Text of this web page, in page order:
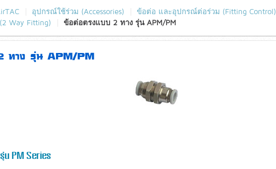
อุปกรณ์ใช้ร่วม (Accessories)
ข้อต่อ และอุปกรณ์ต่อร่วม (Fitting Control)
Way Fitting)
ข้อต่อตรงแบบ 2 ทาง รุ่น APM/PM
ทาง รุ่น APM/PM
น PM Series